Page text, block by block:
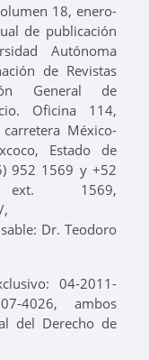
18, enero-
de publicación
Autónoma
de Revistas
General de
Oficina 114,
México-
Estado de
952 1569 y +52
1569,
,
Dr. Teodoro
04-2011-
4026, ambos
del Derecho de